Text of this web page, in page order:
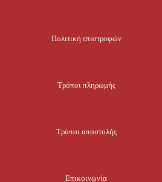
Πολιτική επιστροφών
Τρόποι πληρωμής
Τρόποι αποστολής
Επικοινωνία